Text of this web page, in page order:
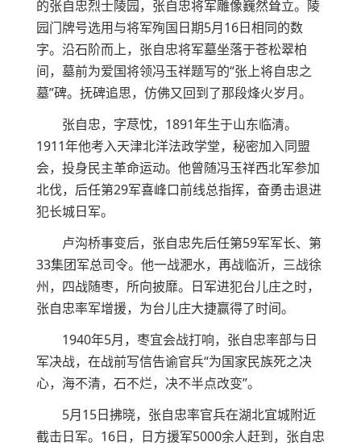
的张自忠烈士陵园，张自忠将军雕像巍然耸立。陵
园门牌号选用与将军殉国日期5月16日相同的数
字。沿石阶而上，张自忠将军墓坐落于苍松翠柏
间，墓前为爱国将领冯玉祥题写的“张上将自忠之
墓”碑。抚碑追思，仿佛又回到了那段烽火岁月。
张自忠，字荩忱，1891年生于山东临清。
1911年他考入天津北洋法政学堂，秘密加入同盟
会，投身民主革命运动。他曾随冯玉祥西北军参加
北伐，后任第29军喜峰口前线总指挥，奋勇击退进
犯长城日军。
卢沟桥事变后，张自忠先后任第59军军长、第
33集团军总司令。他一战淝水，再战临沂，三战徐
州，四战随枣，所向披靡。日军进犯台儿庄之时，
张自忠率军增援，为台儿庄大捷赢得了时间。
1940年5月，枣宜会战打响，张自忠率部与日
军决战，在战前写信告谕官兵“为国家民族死之决
心，海不清，石不烂，决不半点改变”。
5月15日拂晓，张自忠率官兵在湖北宜城附近
截击日军。16日，日方援军5000余人赶到，张自忠